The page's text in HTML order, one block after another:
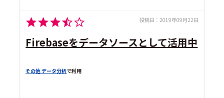
投稿日： 2019年09月22日
Firebaseをデータソースとして活用中
その他 データ分析で利用